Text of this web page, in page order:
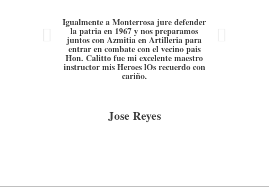
Igualmente a Monterrosa jure defender
la patria en 1967 y nos preparamos
juntos con Azmitia en Artilleria para
entrar en combate con el vecino pais
Hon. Calitto fue mi excelente maestro
instructor mis Heroes lOs recuerdo con
cariño.
Jose Reyes
Next